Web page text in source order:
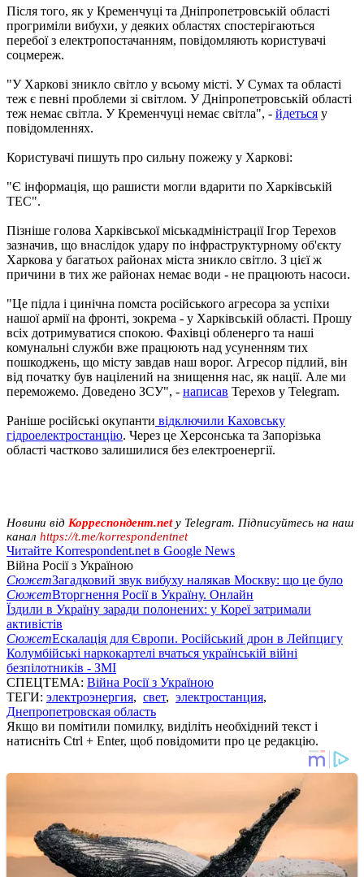
Після того, як у Кременчуці та Дніпропетровській області
прогриміли вибухи, у деяких областях спостерігаються
перебої з електропостачанням, повідомляють користувачі
соцмереж.
"У Харкові зникло світло у всьому місті. У Сумах та області
теж є певні проблеми зі світлом. У Дніпропетровській області
теж немає світла. У Кременчуці немає світла", - йдеться у
повідомленнях.
Користувачі пишуть про сильну пожежу у Харкові:
"Є інформація, що рашисти могли вдарити по Харківській
ТЕС".
Пізніше голова Харківської міськадміністрації Ігор Терехов
зазначив, що внаслідок удару по інфраструктурному об'єкту
Харкова у багатьох районах міста зникло світло. З цієї ж
причини в тих же районах немає води - не працюють насоси.
"Це підла і цинічна помста російського агресора за успіхи
нашої армії на фронті, зокрема - у Харківській області. Прошу
всіх дотримуватися спокою. Фахівці обленерго та наші
комунальні служби вже працюють над усуненням тих
пошкоджень, що місту завдав наш ворог. Агресор підлий, він
від початку був націлений на знищення нас, як нації. Але ми
переможемо. Доведено ЗСУ", - написав Терехов у Telegram.
Раніше російські окупанти відключили Каховську
гідроелектростанцію. Через це Херсонська та Запорізька
області частково залишилися без електроенергії.
Новини від Корреспондент.netу Telegram. Підписуйтесь на наш
канал https://t.me/korrespondentnet
Читайте Korrespondent.net в Google News
Війна Росії з Україною
СюжетЗагадковий звук вибуху налякав Москву: що це було
СюжетВторгнення Росії в Україну. Онлайн
Їздили в Україну заради полонених: у Кореї затримали
активістів
СюжетЕскалація для Європи. Російський дрон в Лейпцигу
Колумбійські наркокартелі вчаться українській війні
безпілотників - ЗМІ
СПЕЦТЕМА: Війна Росії з Україною
ТЕГИ: электроэнергия, свет, электростанция,
Днепропетровская область
Якщо ви помітили помилку, виділіть необхідний текст і
натисніть Ctrl + Enter, щоб повідомити про це редакцію.